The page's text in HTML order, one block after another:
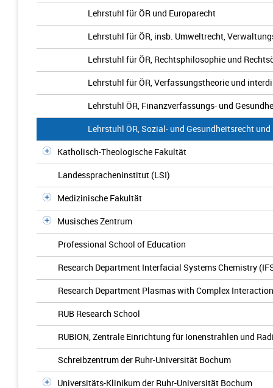
Lehrstuhl für ÖR und Europarecht
Lehrstuhl für ÖR, insb. Umweltrecht,
Lehrstuhl für ÖR, Rechtsphilosophie und
Lehrstuhl für ÖR, Verfassungstheorie und
Lehrstuhl ÖR, Finanzverfassungs- und
Lehrstuhl ÖR, Sozial- und Gesundheitsrecht
Katholisch-Theologische Fakultät
Landesspracheninstitut (LSI)
Medizinische Fakultät
Musisches Zentrum
Professional School of Education
Research Department Interfacial Systems Chemistry
Research Department Plasmas with Complex
RUB Research School
RUBION, Zentrale Einrichtung für Ionenstrahlen und
Schreibzentrum der Ruhr-Universität Bochum
Universitäts-Klinikum der Ruhr-Universität Bochum